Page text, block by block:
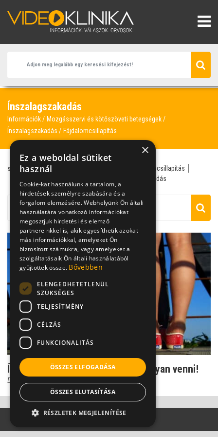
Ínszalagszakadás
Információk
Mozgásszervi és kötőszöveti betegségek
Ínszalagszakadás
Fájdalomcsillapítás
sportsebész
fájdalomcsillapítás
szalagszakadás
Ínszalagszakadás: ezért kell komolyan venni!
Dr. Oláh Ilona
×
Ez a weboldal sütiket
használ
Cookie-kat használunk a tartalom, a
hirdetések személyre szabására és a
forgalom elemzésére. Webhelyünk Ön általi
használatára vonatkozó információkat
megosztjuk hirdetési és elemző
partnereinkkel is, akik egyesíthetik azokat
más információkkal, amelyeket Ön
biztosított számukra, vagy amelyeket a
szolgáltatásaik Ön általi használatából
gyűjtöttek össze. Bővebben
ELENGEDHETETLENÜL
SZÜKSÉGES
TELJESÍTMÉNY
CÉLZÁS
FUNKCIONALITÁS
ÖSSZES ELFOGADÁSA
ÖSSZES ELUTASÍTÁSA
RÉSZLETEK MEGJELENÍTÉSE